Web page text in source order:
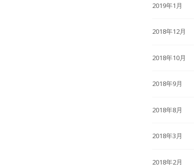
2019年1月
2018年12月
2018年10月
2018年9月
2018年8月
2018年3月
2018年2月